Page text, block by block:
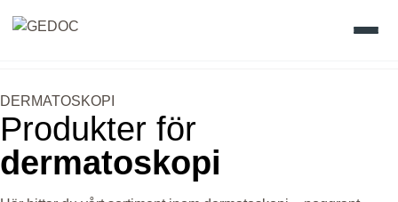
Produkter
DERMATOSKOPI
Produkter för
dermatoskopi